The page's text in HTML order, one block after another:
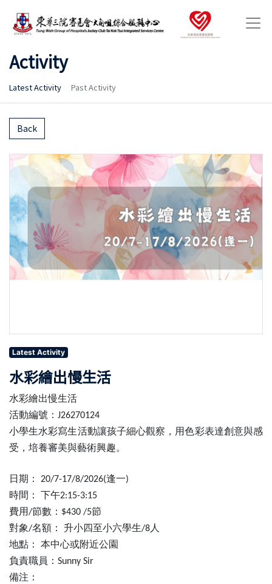
Activity
Latest Activity Past Activity
Back
Latest Activity
水彩繪出慢生活
水彩繪出慢生活
活動編號： J26270124
小學生水彩寫生活動讓孩子細心觀察，用色彩表達創意與感
受，培養審美與藝術興趣。
日期： 20/7-17/8/2026(逢一)
時間： 下午2:15-3:15
費用/節數： $430 /5節
對象/名額： 升小四至小六學⽣/8人
地點：
本中心或附近公園
負責職員： Sunny Sir
備注：